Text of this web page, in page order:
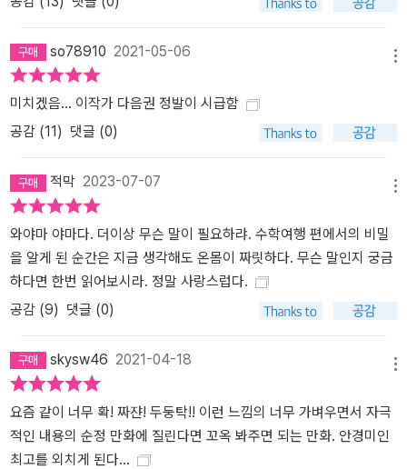
so78910 2021-05-06
미치겠음... 이작가 다음권 정발이 시급함
공감 (11 ) 댓글 (0)
적막 2023-07-07
와야마 야마다. 더이상 무슨 말이 필요하랴. 수학여행 편에서의 비밀
을 알게 된 순간은 지금 생각해도 온몸이 짜릿하다. 무슨 말인지 궁금
하다면 한번 읽어보시라. 정말 사랑스럽다.
공감 (9) 댓글 (0)
skysw46 2021-04-18
요즘 같이 너무 확! 짜쟌! 두둥탁!! 이런 느낌의 너무 가벼우면서 자극
적인 내용의 순정 만화에 질린다면 꼬옥 봐주면 되는 만화. 안경미인
최고를 외치게 된다...